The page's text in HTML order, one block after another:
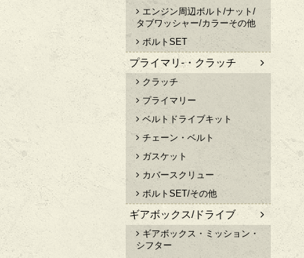
エンジン周辺ボルト/ナット/
タブワッシャー/カラーその他
ボルトSET
プライマリ-・クラッチ
クラッチ
プライマリー
ベルトドライブキット
チェーン・ベルト
ガスケット
カバースクリュー
ボルトSET/その他
ギアボックス/ドライブ
ギアボックス・ミッション・
シフター